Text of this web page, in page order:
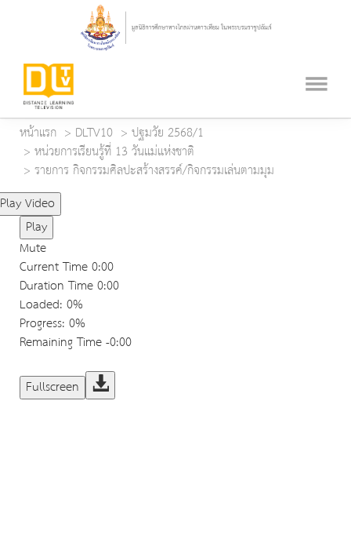
หน้าแรก DLTV10
ปฐมวัย 2568/1
หน่วยการเรียนรู้ที่ 13 วันแม่แห่งชาติ
รายการ กิจกรรมศิลปะสร้างสรรค์/กิจกรรมเล่นตามมุม
Play Video
Play
Mute
Current Time0:00
Duration Time0:00
Loaded: 0%
Progress: 0%
Remaining Time-0:00
Fullscreen